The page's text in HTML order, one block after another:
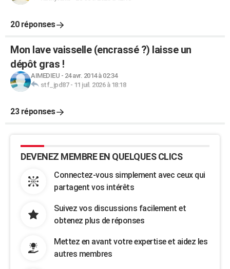
20 réponses
Mon lave vaisselle (encrassé ?) laisse un
dépôt gras !
AIMEDIEU - 24 avr. 2014 à 02:34
stf_jpd87- 11 juil. 2026 à 18:18
23 réponses
DEVENEZ MEMBRE EN QUELQUES CLICS
Connectez-vous simplement avec ceux qui
partagent vos intérêts
Suivez vos discussions facilement et
obtenez plus de réponses
Mettez en avant votre expertise et aidez les
autres membres